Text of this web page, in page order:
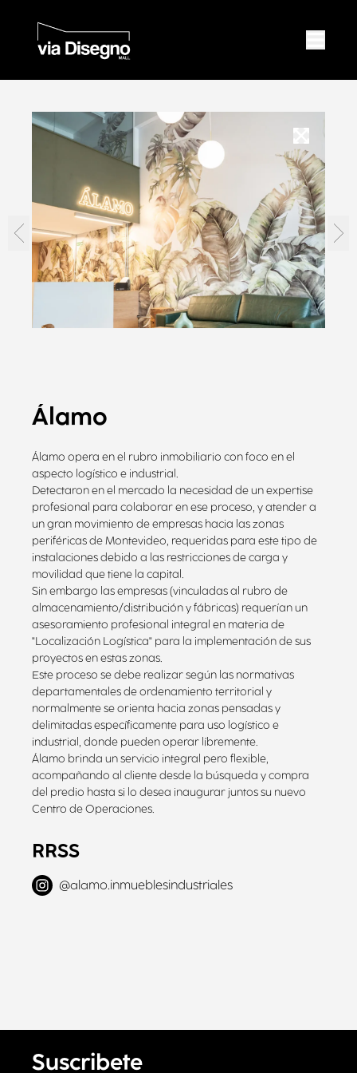
Álamo
Álamo opera en el rubro inmobiliario con foco en el
aspecto logístico e industrial.
Detectaron en el mercado la necesidad de un expertise
profesional para colaborar en ese proceso, y atender a
un gran movimiento de empresas hacia las zonas
periféricas de Montevideo, requeridas para este tipo de
instalaciones debido a las restricciones de carga y
movilidad que tiene la capital.
Sin embargo las empresas (vinculadas al rubro de
almacenamiento/distribución y fábricas) requerían un
asesoramiento profesional integral en materia de
"Localización Logística" para la implementación de sus
proyectos en estas zonas.
Este proceso se debe realizar según las normativas
departamentales de ordenamiento territorial y
normalmente se orienta hacia zonas pensadas y
delimitadas específicamente para uso logístico e
industrial, donde pueden operar líbremente.
Álamo brinda un servicio integral pero flexible,
acompañando al cliente desde la búsqueda y compra
del predio hasta si lo desea inaugurar juntos su nuevo
Centro de Operaciones.
RRSS
@alamo.inmueblesindustriales
Suscribete